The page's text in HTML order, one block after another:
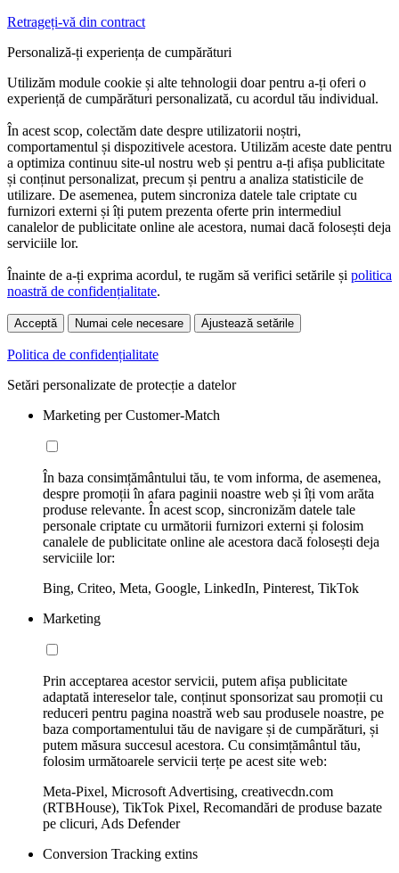
Retrageți-vă din contract
Personaliză-ți experiența de cumpărături
Utilizăm module cookie și alte tehnologii doar pentru a-ți oferi o
experiență de cumpărături personalizată, cu acordul tău individual.
În acest scop, colectăm date despre utilizatorii noștri,
comportamentul și dispozitivele acestora. Utilizăm aceste date pentru
a optimiza continuu site-ul nostru web și pentru a-ți afișa publicitate
și conținut personalizat, precum și pentru a analiza statisticile de
utilizare. De asemenea, putem sincroniza datele tale criptate cu
furnizori externi și îți putem prezenta oferte prin intermediul
canalelor de publicitate online ale acestora, numai dacă folosești deja
serviciile lor.
Înainte de a-ți exprima acordul, te rugăm să verifici setările și politica
noastră de confidențialitate.
Acceptă Numai cele necesare Ajustează setările
Politica de confidențialitate
Setări personalizate de protecție a datelor
Marketing per Customer-Match
În baza consimțământului tău, te vom informa, de asemenea,
despre promoții în afara paginii noastre web și îți vom arăta
produse relevante. În acest scop, sincronizăm datele tale
personale criptate cu următorii furnizori externi și folosim
canalele de publicitate online ale acestora dacă folosești deja
serviciile lor:
Bing, Criteo, Meta, Google, LinkedIn, Pinterest, TikTok
Marketing
Prin acceptarea acestor servicii, putem afișa publicitate
adaptată intereselor tale, conținut sponsorizat sau promoții cu
reduceri pentru pagina noastră web sau produsele noastre, pe
baza comportamentului tău de navigare și de cumpărături, și
putem măsura succesul acestora. Cu consimțământul tău,
folosim următoarele servicii terțe pe acest site web:
Meta-Pixel, Microsoft Advertising, creativecdn.com
(RTBHouse), TikTok Pixel, Recomandări de produse bazate
pe clicuri, Ads Defender
Conversion Tracking extins